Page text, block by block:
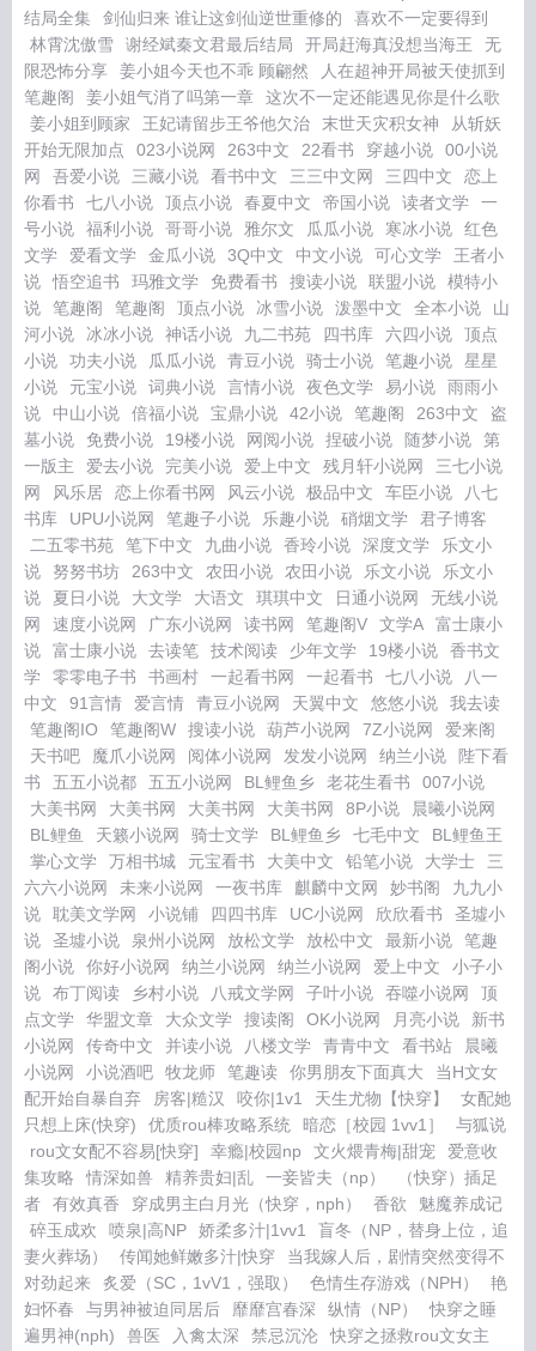
结局全集
剑仙归来 谁让这剑仙逆世重修的
喜欢不一定要得到
林霄沈傲雪
谢经斌秦文君最后结局 开局赶海真没想当海王
无
限恐怖分享
姜小姐今天也不乖 顾翩然
人在超神开局被天使抓到
笔趣阁
姜小姐气消了吗第一章
这次不一定还能遇见你是什么歌
姜小姐到顾家
王妃请留步王爷他欠治 末世天灾积女神
从斩妖
开始无限加点
023小说网 263中文 22看书 穿越小说
00小说
网
吾爱小说 三藏小说 看书中文 三三中文网 三四中文
恋上
你看书
七八小说 顶点小说 春夏中文 帝国小说 读者文学
一
号小说
福利小说 哥哥小说 雅尔文 瓜瓜小说 寒冰小说
红色
文学
爱看文学 金瓜小说 3Q中文 中文小说 可心文学
王者小
说
悟空追书 玛雅文学 免费看书 搜读小说 联盟小说
模特小
说
笔趣阁 笔趣阁 顶点小说 冰雪小说 泼墨中文 全本小说
山
河小说
冰冰小说 神话小说 九二书苑 四书库 六四小说
顶点
小说
功夫小说 瓜瓜小说 青豆小说 骑士小说 笔趣小说
星星
小说
元宝小说 词典小说 言情小说 夜色文学 易小说
雨雨小
说
中山小说 倍福小说 宝鼎小说 42小说 笔趣阁 263中文
盗
墓小说
免费小说 19楼小说 网阅小说 捏破小说 随梦小说
第
一版主
爱去小说 完美小说 爱上中文 残月轩小说网
三七小说
网
风乐居 恋上你看书网 风云小说 极品中文 车臣小说
八七
书库
UPU小说网 笔趣子小说 乐趣小说 硝烟文学
君子博客
二五零书苑
笔下中文 九曲小说 香玲小说 深度文学
乐文小
说
努努书坊 263中文 农田小说 农田小说 乐文小说
乐文小
说
夏日小说 大文学 大语文 琪琪中文 日通小说网
无线小说
网
速度小说网 广东小说网 读书网 笔趣阁V 文学A
富士康小
说
富士康小说 去读笔 技术阅读 少年文学 19楼小说
香书文
学
零零电子书 书画村 一起看书网 一起看书 七八小说
八一
中文
91言情 爱言情 青豆小说网 天翼中文 悠悠小说
我去读
笔趣阁IO
笔趣阁W 搜读小说 葫芦小说网 7Z小说网
爱来阁
天书吧
魔爪小说网 阅体小说网 发发小说网 纳兰小说
陛下看
书
五五小说都 五五小说网 BL鲤鱼乡 老花生看书
007小说
大美书网
大美书网 大美书网 大美书网 8P小说
晨曦小说网
BL鲤鱼
天籁小说网 骑士文学 BL鲤鱼乡 七毛中文
BL鲤鱼王
掌心文学
万相书城 元宝看书 大美中文 铅笔小说 大学士
三
六六小说网
未来小说网 一夜书库 麒麟中文网 妙书阁
九九小
说
耽美文学网 小说铺 四四书库 UC小说网 欣欣看书
圣墟小
说
圣墟小说 泉州小说网 放松文学 放松中文 最新小说
笔趣
阁小说
你好小说网 纳兰小说网 纳兰小说网 爱上中文
小子小
说
布丁阅读 乡村小说 八戒文学网 子叶小说 吞噬小说网
顶
点文学
华盟文章 大众文学 搜读阁 OK小说网 月亮小说
新书
小说网
传奇中文 并读小说 八楼文学 青青中文 看书站
晨曦
小说网
小说酒吧 牧龙师 笔趣读 你男朋友下面真大
当H文女
配开始自暴自弃
房客|糙汉 咬你|1v1 天生尤物【快穿】
女配她
只想上床(快穿)
优质rou棒攻略系统 暗恋［校园 1vv1］
与狐说
rou文女配不容易[快穿]
幸瘾|校园np 文火煨青梅|甜宠
爱意收
集攻略
情深如兽 精养贵妇|乱 一妾皆夫（np）
（快穿）插足
者
有效真香 穿成男主白月光（快穿，nph） 香欲
魅魔养成记
碎玉成欢
喷泉|高NP 娇柔多汁|1vv1
盲冬（NP，替身上位，追
妻火葬场）
传闻她鲜嫩多汁|快穿
当我嫁人后，剧情突然变得不
对劲起来
炙爱（SC，1vV1，强取） 色情生存游戏（NPH）
艳
妇怀春
与男神被迫同居后 靡靡宫春深 纵情（NP）
快穿之睡
遍男神(nph)
兽医 入禽太深 禁忌沉沦
快穿之拯救rou文女主